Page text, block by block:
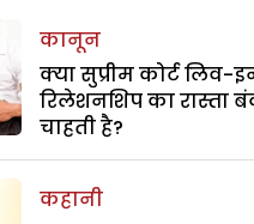
कानून
क्या सुप्रीम कोर्ट लिव-
रिलेशनशिप का रास्ता
चाहती है?
कहानी